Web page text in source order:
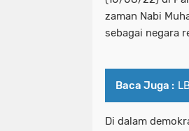
zaman Nabi
sebagai negara
Baca Juga :
Di dalam